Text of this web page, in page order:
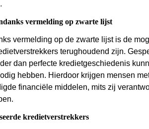
vermelding op zwarte lijst
vermelding op de zwarte lijst is de
terughoudend zijn.
dan perfecte kredietgeschiedenis
hebben. Hierdoor krijgen mensen
financiële middelen, mits zij
kredietverstrekkers